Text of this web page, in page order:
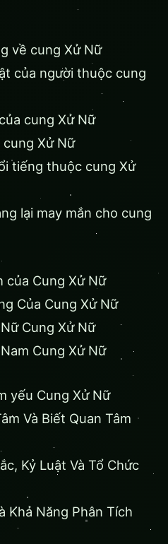
về cung Xử Nữ
của người thuộc cung
cung Xử Nữ
Xử Nữ
tiếng thuộc cung Xử
lại may mắn cho cung
của Cung Xử Nữ
Của Cung Xử Nữ
Cung Xử Nữ
Cung Xử Nữ
yếu Cung Xử Nữ
Và Biết Quan Tâm
Kỷ Luật Và Tổ Chức
Khả Năng Phân Tích